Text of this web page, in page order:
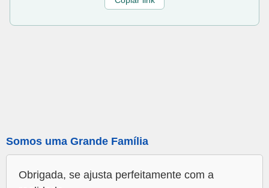
Somos uma Grande Família
Obrigada, se ajusta perfeitamente com a